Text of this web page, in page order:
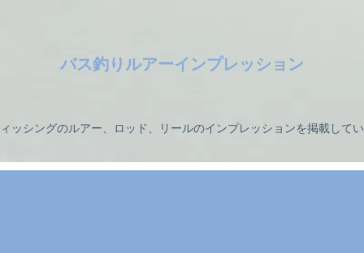
バス釣りルアーインプレッション
ッシングのルアー、ロッド、リールのインプレッションを掲載して